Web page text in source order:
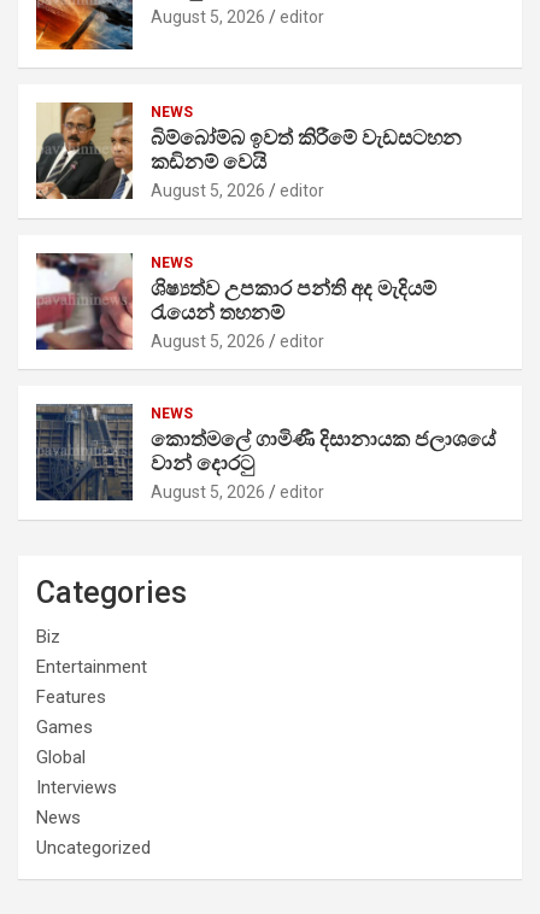
August 5, 2026 editor
NEWS
බිම්බෝම්බ ඉවත් කිරීමේ වැඩසටහන
කඩිනම් වෙයි
August 5, 2026 editor
NEWS
ශිෂ්‍යත්ව උපකාර පන්ති අද මැදියම්
රැයෙන් තහනම්
August 5, 2026 editor
NEWS
කොත්මලේ ගාමිණී දිසානායක ජලාශයේ
වාන් දොරටු
August 5, 2026 editor
Categories
Biz
Entertainment
Features
Games
Global
Interviews
News
Uncategorized